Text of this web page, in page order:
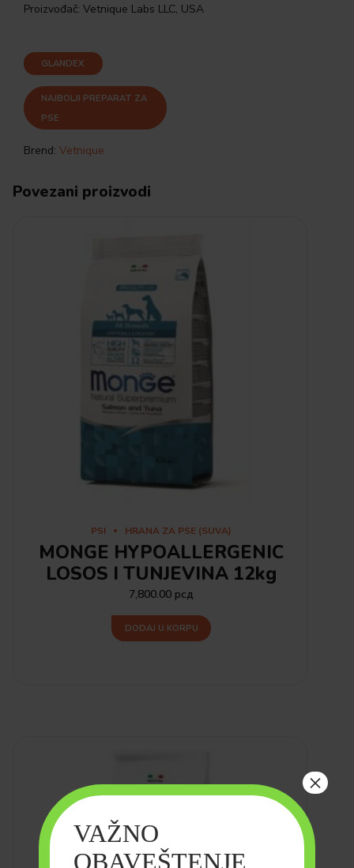
Proizvođač: Vetnique Labs LLC, USA
GLANDEX
NAJBOLJI PREPARAT ZA
PSE
Brend: Vetnique
Povezani proizvodi
PSI HRANA ZA PSE (SUVA)
MONGE HYPOALLERGENIC
LOSOS I TUNJEVINA 12kg
7,800.00 рсд
DODAJ U KORPU
VAŽNO
OBAVEŠTENJE
×